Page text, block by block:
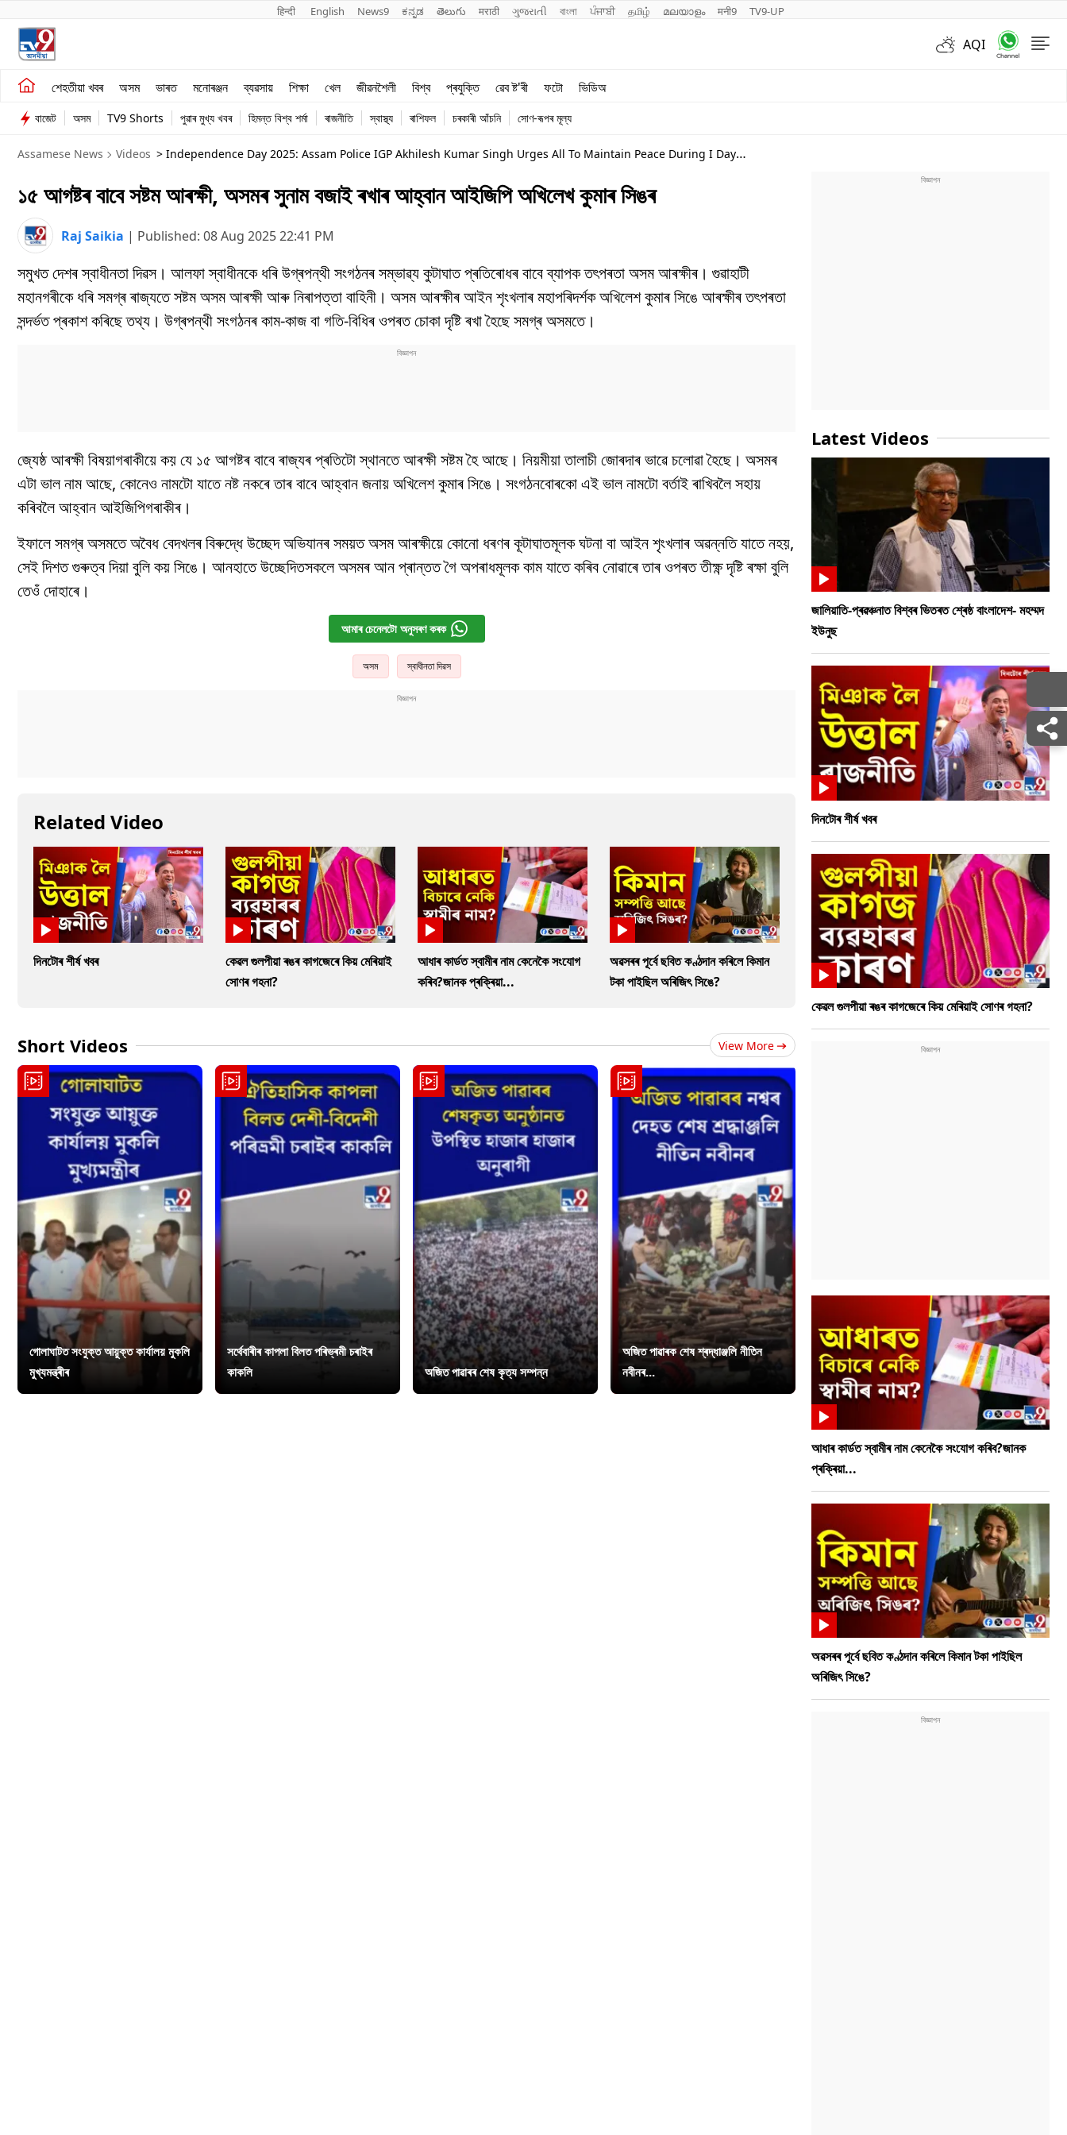
हिन्दी English News9 ಕನ್ನಡ తెలుగు मराठी ગુજરાતી বাংলা ਪੰਜਾਬੀ தமிழ் മലയാളം मनी9 TV9-UP
AQI
শেহতীয়া খবৰ অসম ভাৰত মনোৰঞ্জন ব্যৱসায় শিক্ষা খেল জীৱনশৈলী বিশ্ব প্ৰযুক্তি ৱেব ষ্ট'ৰী ফটো ভিডিঅ
শেহতীয়া খবৰ
অসম
ভাৰত
ব্যৱসায়
খেল
জীৱনশৈলী
বাজেট অসম TV9 Shorts পুৱাৰ মুখ্য খবৰ হিমন্ত বিশ্ব শৰ্মা ৰাজনীতি স্বাস্থ্য ৰাশিফল চৰকাৰী আঁচনি সোণ-ৰূপৰ মূল্য
Assamese News Videos > Independence Day 2025: Assam Police IGP Akhilesh Kumar Singh Urges All To Maintain Peace During I Day
১৫ আগষ্টৰ বাবে সষ্টম আৰক্ষী, অসমৰ সুনাম বজাই ৰখাৰ আহ্বান আইজিপি অখিলেখ কুমাৰ সিঙৰ
Raj Saikia | Published: 08 Aug 2025 22:41 PM
সমুখত দেশৰ স্বাধীনতা দিৱস। আলফা স্বাধীনকে ধৰি উগ্ৰপন্থী সংগঠনৰ সম্ভাৱ্য কুটাঘাত প্ৰতিৰোধৰ বাবে ব্যাপক তৎপৰতা অসম আৰক্ষীৰ। গুৱাহাটী
মহানগৰীকে ধৰি সমগ্ৰ ৰাজ্যতে সষ্টম অসম আৰক্ষী আৰু নিৰাপত্তা বাহিনী। অসম আৰক্ষীৰ আইন শৃংখলাৰ মহাপৰিদৰ্শক অখিলেশ কুমাৰ সিঙে আৰক্ষীৰ তৎপৰতা
সন্দৰ্ভত প্ৰকাশ কৰিছে তথ্য। উগ্ৰপন্থী সংগঠনৰ কাম-কাজ বা গতি-বিধিৰ ওপৰত চোকা দৃষ্টি ৰখা হৈছে সমগ্ৰ অসমতে।
জ্যেষ্ঠ আৰক্ষী বিষয়াগৰাকীয়ে কয় যে ১৫ আগষ্টৰ বাবে ৰাজ্যৰ প্ৰতিটো স্থানতে আৰক্ষী সষ্টম হৈ আছে। নিয়মীয়া তালাচী জোৰদাৰ ভাৱে চলোৱা হৈছে। অসমৰ
এটা ভাল নাম আছে, কোনেও নামটো যাতে নষ্ট নকৰে তাৰ বাবে আহ্বান জনায় অখিলেশ কুমাৰ সিঙে। সংগঠনবোৰকো এই ভাল নামটো বৰ্তাই ৰাখিবলৈ সহায়
কৰিবলৈ আহ্বান আইজিপিগৰাকীৰ।
ইফালে সমগ্ৰ অসমতে অবৈধ বেদখলৰ বিৰুদ্ধে উচ্ছেদ অভিযানৰ সময়ত অসম আৰক্ষীয়ে কোনো ধৰণৰ কূটাঘাতমূলক ঘটনা বা আইন শৃংখলাৰ অৱন্নতি যাতে নহয়,
সেই দিশত গুৰুত্ব দিয়া বুলি কয় সিঙে। আনহাতে উচ্ছেদিতসকলে অসমৰ আন প্ৰান্তত গৈ অপৰাধমূলক কাম যাতে কৰিব নোৱাৰে তাৰ ওপৰত তীক্ষ্ণ দৃষ্টি ৰক্ষা বুলি
তেওঁ দোহাৰে।
আমাৰ চেনেলটো অনুসৰণ কৰক
অসম স্বাধীনতা দিৱস
Related Video
দিনটোৰ শীৰ্ষ খবৰ
কেৱল গুলপীয়া ৰঙৰ কাগজেৰে কিয় মেৰিয়াই
সোণৰ গহনা?
আধাৰ কাৰ্ডত স্বামীৰ নাম কেনেকৈ সংযোগ
কৰিব?জানক প্ৰক্ৰিয়া...
অৱসৰৰ পূৰ্বে ছবিত কণ্ঠদান কৰিলে কিমান
টকা পাইছিল অৰিজিৎ সিঙে?
Short Videos View More
গোলাঘাটত সংযুক্ত আয়ুক্ত কাৰ্যালয় মুকলি
মুখ্যমন্ত্ৰীৰ
সৰ্থেবাৰীৰ কাপলা বিলত পৰিভ্ৰমী চৰাইৰ
কাকলি
অজিত পাৱাৰৰ শেষ কৃত্য সম্পন্ন
অজিত পাৱাৰক শেষ শ্ৰদ্ধাঞ্জলি নীতিন
নবীনৰ...
Latest Videos
জালিয়াতি-প্ৰৱঞ্চনাত বিশ্বৰ ভিতৰত শ্ৰেষ্ঠ বাংলাদেশ- মহম্মদ
ইউনুছ
দিনটোৰ শীৰ্ষ খবৰ
কেৱল গুলপীয়া ৰঙৰ কাগজেৰে কিয় মেৰিয়াই সোণৰ গহনা?
আধাৰ কাৰ্ডত স্বামীৰ নাম কেনেকৈ সংযোগ কৰিব?জানক
প্ৰক্ৰিয়া...
অৱসৰৰ পূৰ্বে ছবিত কণ্ঠদান কৰিলে কিমান টকা পাইছিল
অৰিজিৎ সিঙে?